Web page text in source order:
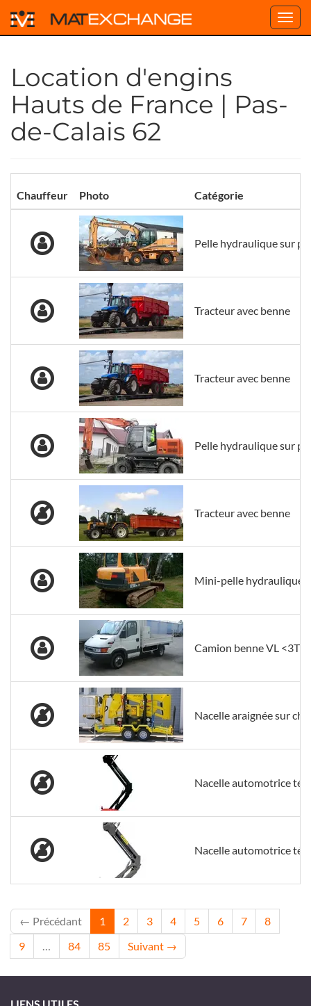
Location d'engins
Hauts de France | Pas-
de-Calais 62
Chauffeur Photo Catégorie
Pelle hydraulique sur
Tracteur avec benne
Tracteur avec benne
Pelle hydraulique sur
Tracteur avec benne
Mini-pelle hydraulique
Camion benne VL <3T5
Nacelle araignée sur
Nacelle automotrice
Nacelle automotrice
← Précédant 1 2 3 4 5 6 7
8
9
… 84 85 Suivant →